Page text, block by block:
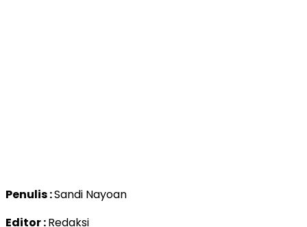
Penulis :Sandi Nayoan
Editor :Redaksi